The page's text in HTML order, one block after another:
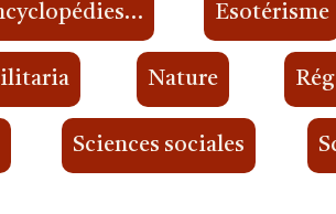
Esotérisme
Nature
Sciences sociales